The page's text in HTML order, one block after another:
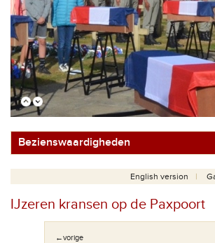
Bezienswaardigheden
English version
IJzeren kransen op de Paxpoort
←vorige